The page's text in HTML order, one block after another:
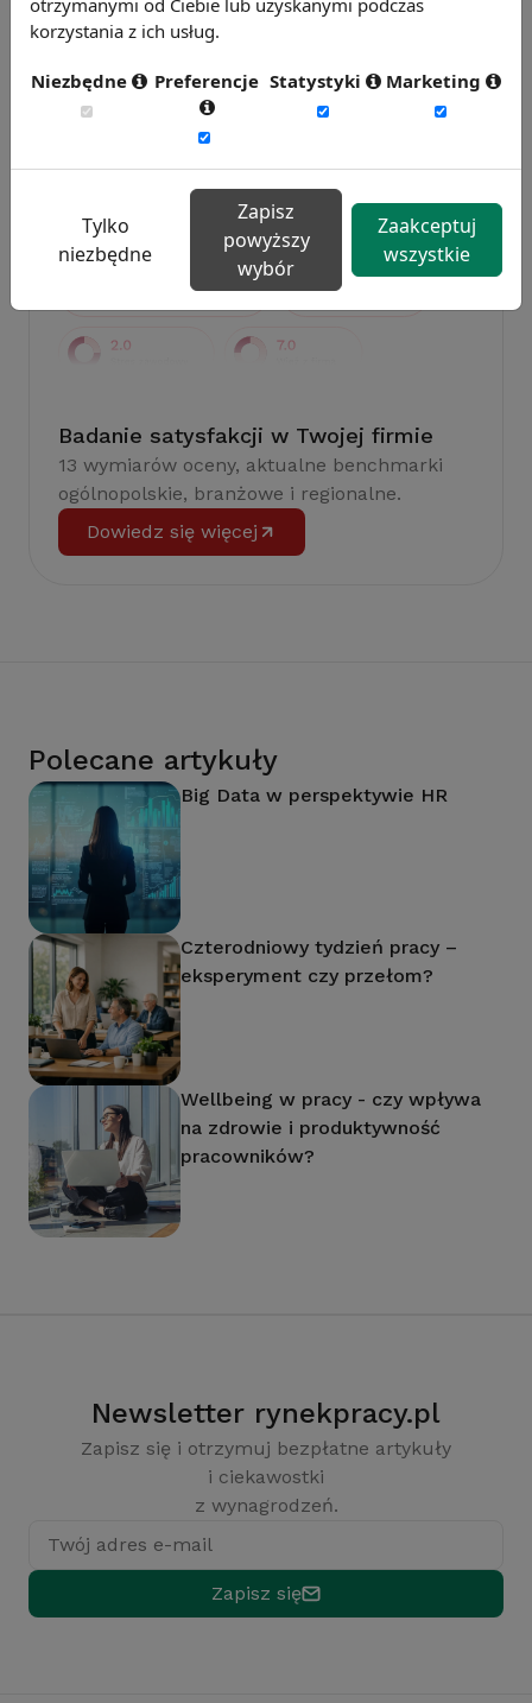
Badanie wskaźnikiHR 2026
Zmierz 59 wskaźników efektywności
personalnej, w tym absencję, fluktuację i
efektywność pracy.
Weź udział w badaniu
Badanie satysfakcji w Twojej firmie
13 wymiarów oceny, aktualne benchmarki
ogólnopolskie, branżowe i regionalne.
Dowiedz się więcej
Polecane artykuły
Big Data w perspektywie HR
Czterodniowy tydzień pracy –
eksperyment czy przełom?
Wellbeing w pracy - czy wpływa
na zdrowie i produktywność
pracowników?
Newsletter rynekpracy.pl
Zapisz się i otrzymuj bezpłatne artykuły
i ciekawostki
z wynagrodzeń.
Twój adres e-mail
Zapisz się
otrzymanymi od Ciebie lub uzyskanymi podczas
korzystania z ich usług.
Niezbędne Preferencje Statystyki Marketing
Tylko
niezbędne
Zapisz
powyższy
wybór
Zaakceptuj
wszystkie